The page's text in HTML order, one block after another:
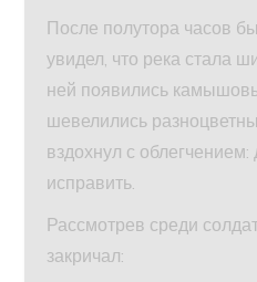
После полутора часов
увидел, что река стала
ней появились
шевелились
вздохнул с
исправить.
Рассмотрев среди
закричал: